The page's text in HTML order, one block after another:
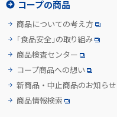
コープの商品
商品についての考え方
「食品安全」の取り組み
商品検査センター
コープ商品への想い
新商品・中止商品のお知らせ
商品情報検索